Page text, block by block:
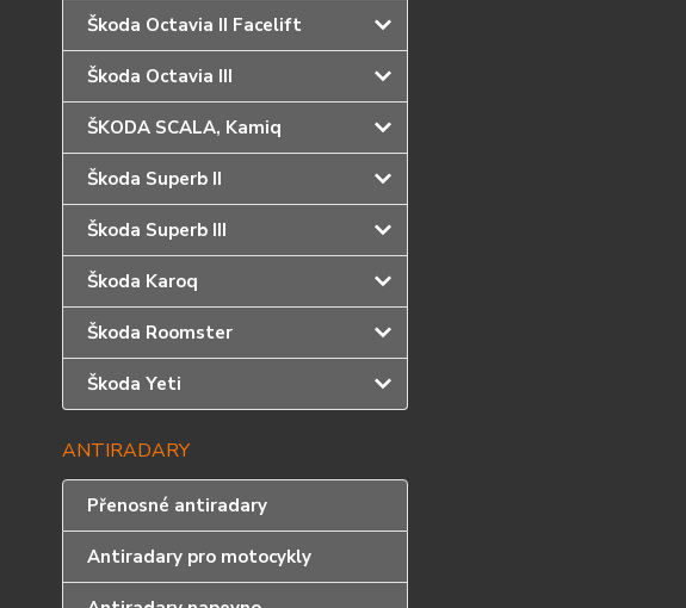
Škoda Octavia II Facelift
Škoda Octavia III
ŠKODA SCALA, Kamiq
Škoda Superb II
Škoda Superb III
Škoda Karoq
Škoda Roomster
Škoda Yeti
ANTIRADARY
Přenosné antiradary
Antiradary pro motocykly